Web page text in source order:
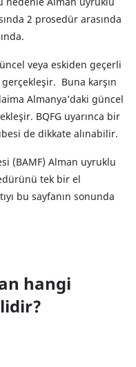
2 prosedür arasında
veya eskiden geçerli
Buna karşın
Almanya’daki güncel
BQFG uyarınca bir
de dikkate alınabilir.
(BAMF) Alman uyruklu
tek bir el
bu sayfanın sonunda
hangi